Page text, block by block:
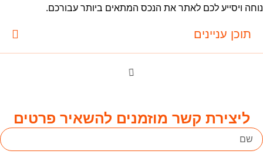
ליצירת קשר מוזמנים להשאיר פרטים
ויסייע לכם לאתר את הנכס המתאים ביותר עבורכם.
תוכן עניינים